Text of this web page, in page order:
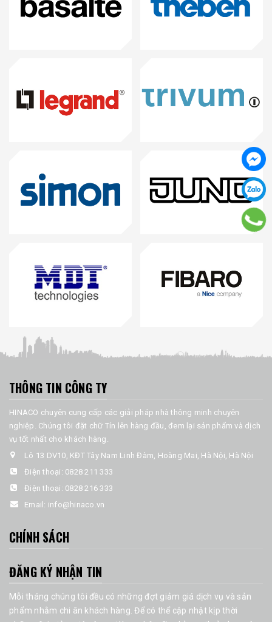
THÔNG TIN CÔNG TY
HINACO chuyên cung cấp các giải pháp nhà thông minh chuyên
nghiệp. Chúng tôi đặt chữ Tín lên hàng đầu, đem lại sản phẩm và dịch
vụ tốt nhất cho khách hàng.
Lô 13 DV10, KĐT Tây Nam Linh Đàm, Hoàng Mai, Hà Nội, Hà Nội
Điện thoại: 0828 211 333
Điện thoại: 0828 216 333
Email: info@hinaco.vn
CHÍNH SÁCH
ĐĂNG KÝ NHẬN TIN
Mỗi tháng chúng tôi đều có những đợt giảm giá dịch vụ và sản
phẩm nhằm chi ân khách hàng. Để có thể cập nhật kịp thời